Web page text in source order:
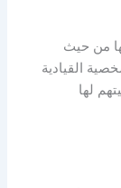
من حيث
القيادية
لها